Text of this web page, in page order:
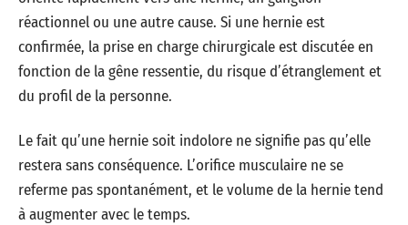
réactionnel ou une autre cause. Si une hernie est
confirmée, la prise en charge chirurgicale est discutée en
fonction de la gêne ressentie, du risque d’étranglement et
du profil de la personne.
Le fait qu’une hernie soit indolore ne signifie pas qu’elle
restera sans conséquence. L’orifice musculaire ne se
referme pas spontanément, et le volume de la hernie tend
à augmenter avec le temps.